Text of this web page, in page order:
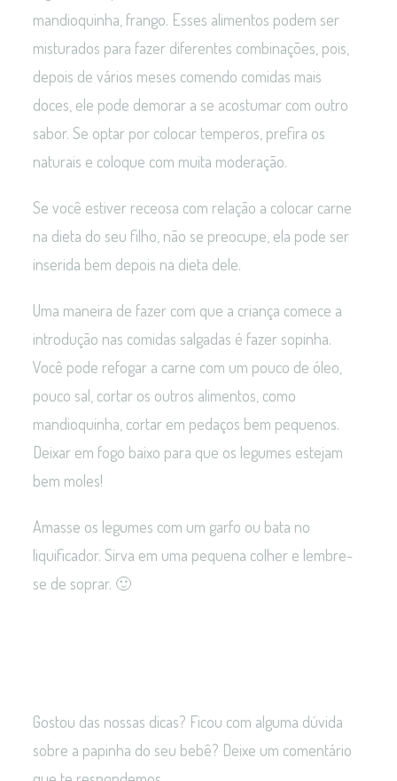
mandioquinha, frango. Esses alimentos podem ser
misturados para fazer diferentes combinações, pois,
depois de vários meses comendo comidas mais
doces, ele pode demorar a se acostumar com outro
sabor. Se optar por colocar temperos, prefira os
naturais e coloque com muita moderação.
Se você estiver receosa com relação a colocar carne
na dieta do seu filho, não se preocupe, ela pode ser
inserida bem depois na dieta dele.
Uma maneira de fazer com que a criança comece a
introdução nas comidas salgadas é fazer sopinha.
Você pode refogar a carne com um pouco de óleo,
pouco sal, cortar os outros alimentos, como
mandioquinha, cortar em pedaços bem pequenos.
Deixar em fogo baixo para que os legumes estejam
bem moles!
Amasse os legumes com um garfo ou bata no
liquificador. Sirva em uma pequena colher e lembre-
se de soprar. 🙂
Gostou das nossas dicas? Ficou com alguma dúvida
sobre a papinha do seu bebê? Deixe um comentário